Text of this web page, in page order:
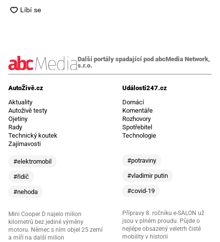
Další portály spadající pod abcMedia Network,
s.r.o.
AutoŽivě.cz
Aktuality
Autoživě testy
Ojetiny
Rady
Technický koutek
Zajímavosti
#elektromobil
#řidič
#nehoda
Mini Cooper D najelo milion
kilometrů bez jediné výměny
motoru. Němec s ním objel 25 zemí
a míří na další milion
Události247.cz
Domácí
Komentáře
Rozhovory
Spotřebitel
Technologie
#potraviny
#vladimir putin
#covid-19
Přípravy 8. ročníku e-SALON už
jsou v plném proudu. Půjde o
nejlépe obsazený veletrh čisté
mobility v historii